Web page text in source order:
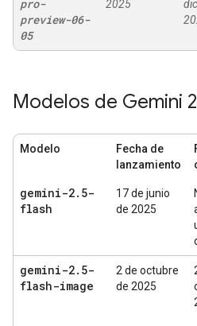
pro-
preview-06-
05
2025
Modelos de Gemini 2
Modelo
Fecha de
lanzamiento
gemini-2. 5-
flash
17 de junio
de 2025
gemini-2. 5-
flash-image
2 de octubre
de 2025